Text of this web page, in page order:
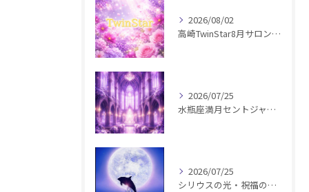
2026/08/02
高崎TwinStar8月サロンお知らせ
2026/07/25
水瓶座満月セントジャーメインGSVF遠隔お知らせ
2026/07/25
シリウスの光・祝福の波動チャージ遠隔お知らせ〜銀河新年〜